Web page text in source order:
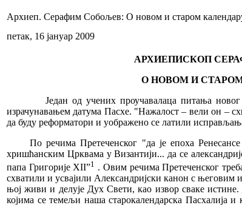
Архиеп. Серафим Собољев: О новом и старом
петак, 16 јануар 2009
АРХИЕПИСКОП СЕРАФИМ
О НОВОМ И СТАРОМ
Један од учених проучавалаца питања новог и
израчунавањем датума Пасхе. "Нажалост – вели он –
да буду реформатори и уображено се латили
По речима Претеченског "да је епоха
хришћанским Црквама у Византији... да се
папа Григорије XII”1 . Овим речима Претеченског треба додати да је појава календарске реформе папе Григорија XII условљена не толико чињеницом да западни пасхалисти нису правилно схватили и усвајили Александријски канон с његовим израчунавањем датума Пасхе, нити опадањем науке на Истоку, него превасходно њиховим неверовањем у Свету Цркву, тачније у то да у њој живи и делује Дух Свети, као извор сваке истине. Да је Римокатоличка црква имала ову веру, она не би, преко папе и својих у чених пасхалиста, почела да мења канонска правила на којима се темељи наша старокалендарска Пасхалија и кроз која правила је Дух Свети изразио истину која не подлеже измени. Имамо у виду пре свега 7. Апостолско правило: " Ако неки епископ, или презвитер, или ђакон буде светковао свети дан Пасхе пре пролећне равнодневице заједно (одн. истовремено – прим.прев.) са Јудејцима, нека буде свргнут (лишен свештеног чина – прим.прев.)”. На ово се односи и 1. правило Антиохијског Сабора, које гласи: "Сви они који се дрзну нарушити одлуке светог и великог Сабора, који је одржан у Никеји у присуству најблагочестивијег и Богу најомиљенијег цара Константина, о светом празнику спасоносне Пасхе, нека буду одлучени од општења и искључени из Цркве, ако вођени жељом за препирањем остану упорни против добре одредбе. Ово је речено за мирјане. Ако се пак неко од предстојатеља Цркве – епископ, или презвитер, или ђакон, после ове одлуке усуди, на саблазан народа и на узнемирење Цркава, по своме поступати и држати Пасху заједно са Јудејцима, таквога свети Сабор већ сада осуђује да буде одлучен од Цркве, јер је не само себе греху изложио, него је био и узрок кварењу и изопачењу многих других. А свештене службе Сабор не лишава само њих, него и све оне који се после њиховог свргнућа усуде бити у општењу са њима. Свргнути се пак лишавају и спољашњих почасти које су, по светом правилу у Божјем свештенству, поседовали”. Наведено правило Антиохијског Сабора за нас је особито значајно зато што